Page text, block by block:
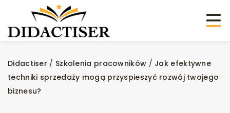
Didactiser / Szkolenia pracowników / Jak efektywne
techniki sprzedaży mogą przyspieszyć rozwój twojego
biznesu?